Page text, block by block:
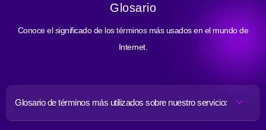
Glosario
Conoce el significado de los términos más usados en el mundo de
Internet.
Glosario de términos más utilizados sobre nuestro servicio: